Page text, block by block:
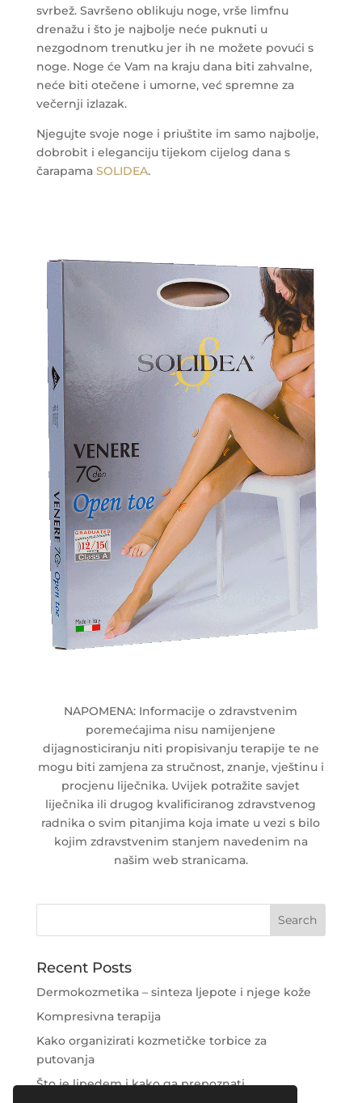
svrbež. Savršeno oblikuju noge, vrše limfnu
drenažu i što je najbolje neće puknuti u
nezgodnom trenutku jer ih ne možete povući s
noge. Noge će Vam na kraju dana biti zahvalne,
neće biti otečene i umorne, već spremne za
večernji izlazak.
Njegujte svoje noge i priuštite im samo najbolje,
dobrobit i eleganciju tijekom cijelog dana s
čarapama SOLIDEA.
NAPOMENA: Informacije o zdravstvenim
poremećajima nisu namijenjene
dijagnosticiranju niti propisivanju terapije te ne
mogu biti zamjena za stručnost, znanje, vještinu i
procjenu liječnika. Uvijek potražite savjet
liječnika ili drugog kvalificiranog zdravstvenog
radnika o svim pitanjima koja imate u vezi s bilo
kojim zdravstvenim stanjem navedenim na
našim web stranicama.
Recent Posts
Dermokozmetika – sinteza ljepote i njege kože
Kompresivna terapija
Kako organizirati kozmetičke torbice za
putovanja
Što je lipedem i kako ga prepoznati